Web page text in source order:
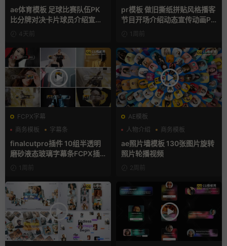
ae体育模板 足球比赛队伍PK
比分牌对决卡片球员介绍宣传
视频AE模板
4天前
复古风
pr模板 做旧撕纸拼贴风格播客
节目开场介绍动态宣传动画PR
模版1周前
FCPX字幕
商务模板
字幕条
finalcutpro插件 10组半透明
磨砂液态玻璃字幕条FCPX插
1周前
AE模板
人物介绍
商务模板
幻灯片
ae照片墙模板 130张图片旋转
照片轮播视频
2周前